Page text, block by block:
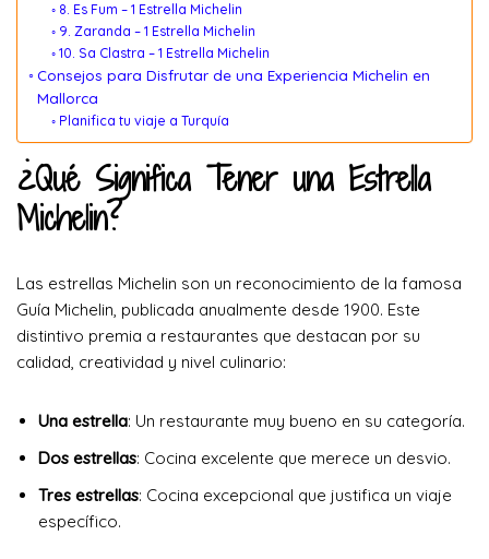
8. Es Fum – 1 Estrella Michelin
9. Zaranda – 1 Estrella Michelin
10. Sa Clastra – 1 Estrella Michelin
Consejos para Disfrutar de una Experiencia Michelin en
Mallorca
Planifica tu viaje a Turquía
¿Qué Significa Tener una Estrella
Michelin?
Las estrellas Michelin son un reconocimiento de la famosa
Guía Michelin, publicada anualmente desde 1900. Este
distintivo premia a restaurantes que destacan por su
calidad, creatividad y nivel culinario:
Una estrella: Un restaurante muy bueno en su categoría.
Dos estrellas: Cocina excelente que merece un desvio.
Tres estrellas: Cocina excepcional que justifica un viaje
específico.